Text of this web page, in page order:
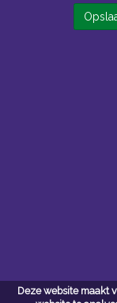
Deze website maakt
Privacy